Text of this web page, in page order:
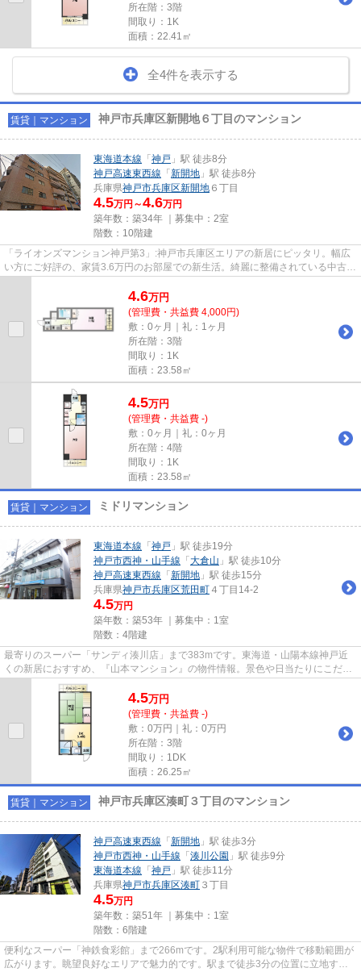
所在階：3階
間取り：1K
面積：22.41㎡
全4件を表示する
賃貸｜マンション 神戸市兵庫区新開地６丁目のマンション
東海道本線 「 神戸 」駅 徒歩8分
神戸高速東西線 「 新開地 」駅 徒歩8分
兵庫県神戸市兵庫区新開地 ６丁目
4.5万円～4.6万円
築年数：築34年 ｜募集中： 2室
階数：10階建
「ライオンズマンション神戸第3」:神戸市兵庫区エリアの新居にピッタリ。幅広
い方にご好評の、家賃3.6万円のお部屋での新生活。綺麗に整備されている中古物
4.6万円
(管理費・共益費 4,000円)
敷：0ヶ月｜礼：1ヶ月
所在階：3階
間取り：1K
面積：23.58㎡
4.5万円
(管理費・共益費 -)
敷：0ヶ月｜礼：0ヶ月
所在階：4階
間取り：1K
面積：23.58㎡
賃貸｜マンション ミドリマンション
東海道本線 「 神戸 」駅 徒歩19分
神戸市西神・山手線 「 大倉山 」駅 徒歩10分
神戸高速東西線 「 新開地 」駅 徒歩15分
兵庫県神戸市兵庫区荒田町 ４丁目14-2
4.5万円
築年数：築53年 ｜募集中： 1室
階数：4階建
最寄りのスーパー「サンディ湊川店」まで383mです。東海道・山陽本線神戸近
くの新居におすすめ、『山本マンション』の物件情報。景色や日当たりにこだわ
ったお部屋探しをしている方に...
4.5万円
(管理費・共益費 -)
敷：0万円｜礼：0万円
所在階：3階
間取り：1DK
面積：26.25㎡
賃貸｜マンション 神戸市兵庫区湊町３丁目のマンション
神戸高速東西線 「 新開地 」駅 徒歩3分
神戸市西神・山手線 「 湊川公園 」駅 徒歩9分
東海道本線 「 神戸 」駅 徒歩11分
兵庫県神戸市兵庫区湊町 ３丁目
4.5万円
築年数：築51年 ｜募集中： 1室
階数：6階建
便利なスーパー「神鉄食彩館」まで266mです。2駅利用可能な物件で移動範囲が
広がります。眺望良好なエリアで魅力的です。駅まで徒歩3分の位置に立地す